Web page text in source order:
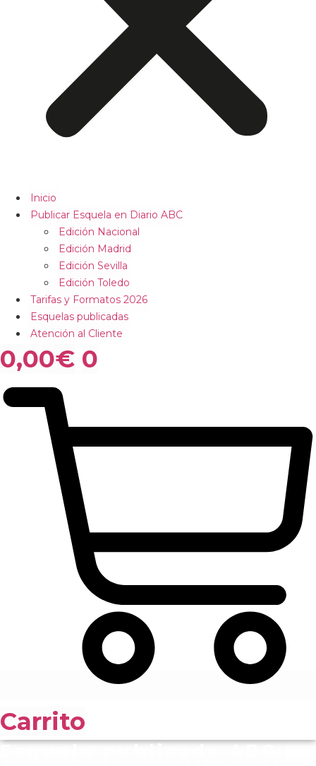
Inicio
Publicar Esquela en Diario ABC
Edición Nacional
Edición Madrid
Edición Sevilla
Edición Toledo
Tarifas y Formatos 2026
Esquelas publicadas
Atención al Cliente
0,00€ 0
Carrito